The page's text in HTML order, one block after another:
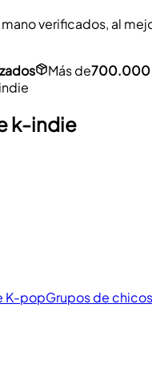
verificados, al
Más de700.000
k-indie
K-popGrupos de